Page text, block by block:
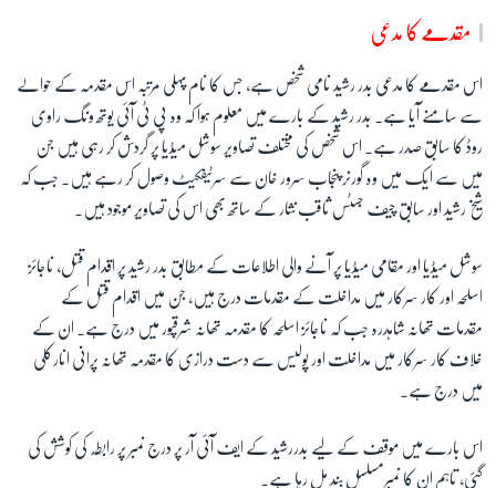
مقدمے کا مدعی
اس مقدمے کا مدعی بدر رشید نامی شخص ہے، جس کا نام پہلی مرتبہ اس مقدمہ کے حوالے
سے سامنے آیا ہے۔ بدر رشید کے بارے میں معلوم ہوا کہ وہ پی ٹی آئی یوتھ ونگ راوی
روڈ کا سابق صدر ہے۔ اس شخص کی مختلف تصاویر سوشل میڈیا پر گردش کر رہی ہیں جن
میں سے ایک میں وہ گورنر پنجاب سرور خان سے سرٹیفکیٹ وصول کر رہے ہیں۔ جب کہ
شیخ رشید اور سابق چیف جسٹس ثاقب نثار کے ساتھ بھی اس کی تصاویر موجود ہیں۔
سوشل میڈیا اور مقامی میڈیا پر آنے والی اطلاعات کے مطابق بدر رشید پر اقدام قتل، ناجائز
اسلحہ اور کار سرکار میں مداخلت کے مقدمات درج ہیں، جن میں اقدام قتل کے
مقدمات تھانہ شاہدرہ جب کہ ناجائز اسلحہ کا مقدمہ تھانہ شرقپور میں درج ہے۔ ان کے
خلاف کار سرکار میں مداخلت اور پولیس سے دست درازی کا مقدمہ تھانہ پرانی انارکلی
میں درج ہے۔
اس بارے میں موقف کے لیے بدررشید کے ایف آئی آر پر درج نمبر پر رابطہ کی کوشش کی
گئی، تاہم ان کا نمبرمسلسل بند مل رہا ہے۔